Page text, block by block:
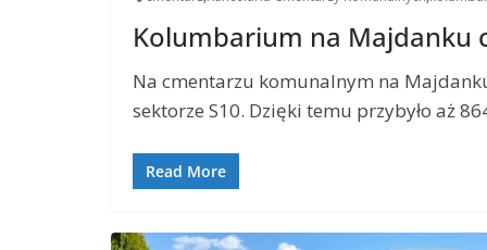
Kolumbarium na Majdanku
Na cmentarzu komunalnym na
sektorze S10. Dzięki temu przybyło aż
Read More